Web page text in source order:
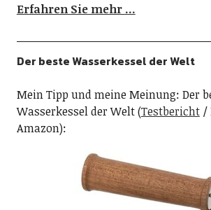
Erfahren Sie mehr …
Der beste Wasserkessel der Welt
Mein Tipp und meine Meinung: Der
Wasserkessel der Welt (Testbericht/
Amazon):